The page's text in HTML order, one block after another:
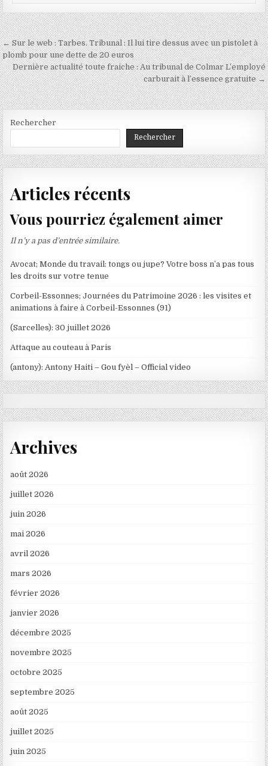
Navigation
de
l’article
← Sur le web : Tarbes. Tribunal : Il lui tire dessus avec un pistolet à
plomb pour une dette de 20 euros
Dernière actualité toute fraiche : Au tribunal de Colmar L’employé
carburait à l’essence gratuite →
Rechercher
Rechercher
Articles récents
Vous pourriez également aimer
Il n’y a pas d’entrée similaire.
Avocat; Monde du travail: tongs ou jupe? Votre boss n’a pas tous
les droits sur votre tenue
Corbeil-Essonnes; Journées du Patrimoine 2026 : les visites et
animations à faire à Corbeil-Essonnes (91)
(Sarcelles): 30 juillet 2026
Attaque au couteau à Paris
(antony): Antony Haiti – Gou fyèl – Official video
Archives
août 2026
juillet 2026
juin 2026
mai 2026
avril 2026
mars 2026
février 2026
janvier 2026
décembre 2025
novembre 2025
octobre 2025
septembre 2025
août 2025
juillet 2025
juin 2025